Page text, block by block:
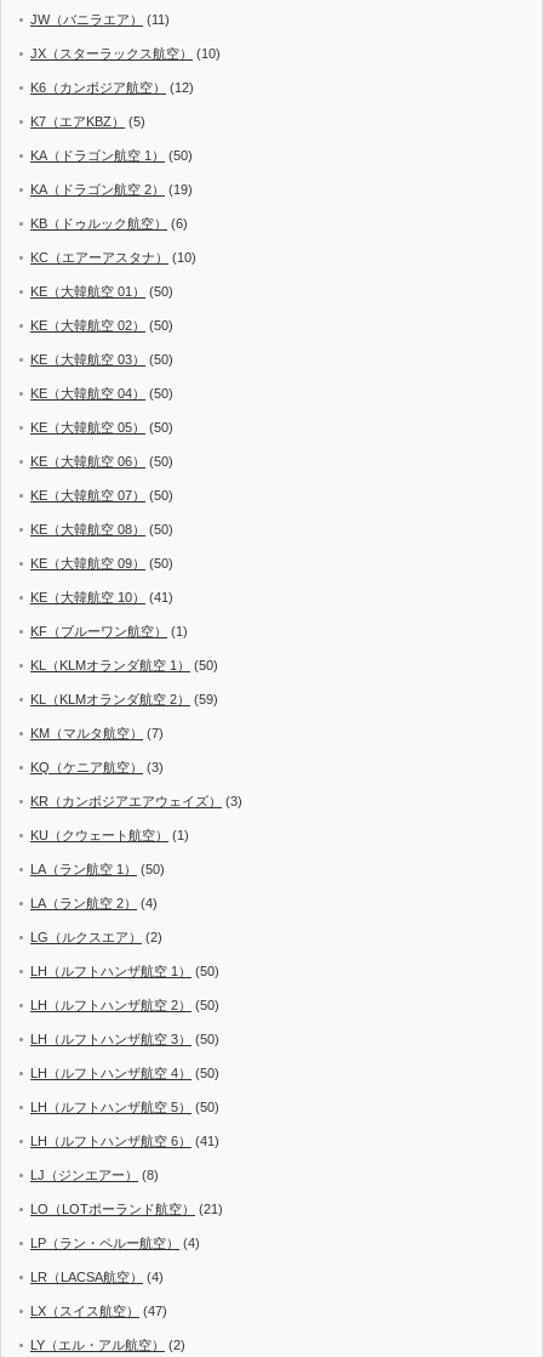
JW（バニラエア） (11)
JX（スターラックス航空） (10)
K6（カンボジア航空） (12)
K7（エアKBZ） (5)
KA（ドラゴン航空 1） (50)
KA（ドラゴン航空 2） (19)
KB（ドゥルック航空） (6)
KC（エアーアスタナ） (10)
KE（大韓航空 01） (50)
KE（大韓航空 02） (50)
KE（大韓航空 03） (50)
KE（大韓航空 04） (50)
KE（大韓航空 05） (50)
KE（大韓航空 06） (50)
KE（大韓航空 07） (50)
KE（大韓航空 08） (50)
KE（大韓航空 09） (50)
KE（大韓航空 10） (41)
KF（ブルーワン航空） (1)
KL（KLMオランダ航空 1） (50)
KL（KLMオランダ航空 2） (59)
KM（マルタ航空） (7)
KQ（ケニア航空） (3)
KR（カンボジアエアウェイズ） (3)
KU（クウェート航空） (1)
LA（ラン航空 1） (50)
LA（ラン航空 2） (4)
LG（ルクスエア） (2)
LH（ルフトハンザ航空 1） (50)
LH（ルフトハンザ航空 2） (50)
LH（ルフトハンザ航空 3） (50)
LH（ルフトハンザ航空 4） (50)
LH（ルフトハンザ航空 5） (50)
LH（ルフトハンザ航空 6） (41)
LJ（ジンエアー） (8)
LO（LOTポーランド航空） (21)
LP（ラン・ペルー航空） (4)
LR（LACSA航空） (4)
LX（スイス航空） (47)
LY（エル・アル航空） (2)